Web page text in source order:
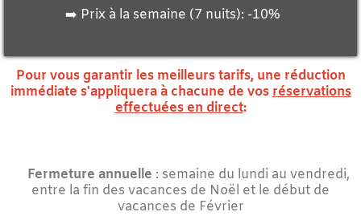
➡️ Prix à la semaine (7 nuits): -10%
Pour vous garantir les meilleurs tarifs, une réduction
immédiate s'appliquera à chacune de vos réservations
effectuées en direct:
Fermeture annuelle : semaine du lundi au vendredi,
entre la fin des vacances de Noël et le début de
vacances de Février